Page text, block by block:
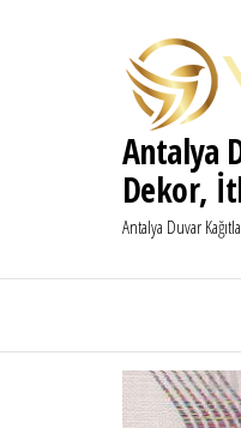
Antalya
Dekor,
Antalya Duvar